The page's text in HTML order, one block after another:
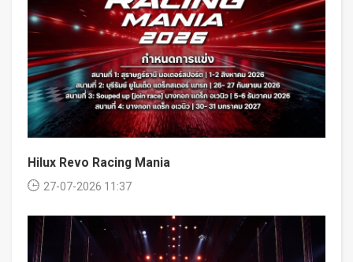
Hilux Revo Racing Mania
27-07-2026 11:37